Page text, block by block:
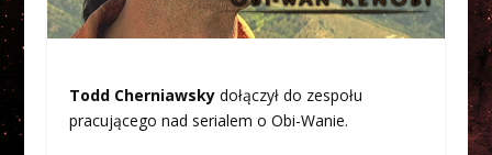
Todd Cherniawskydołączył do zespołu
pracującego nad serialem o Obi-Wanie.